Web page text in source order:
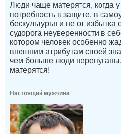
Люди чаще матерятся, когда у
потребность в защите, в
бескультурья и не от избытка
судорога неуверенности в
котором человек особенно
внешним атрибутам своей
чем больше люди
матерятся!
Настоящий мужчина